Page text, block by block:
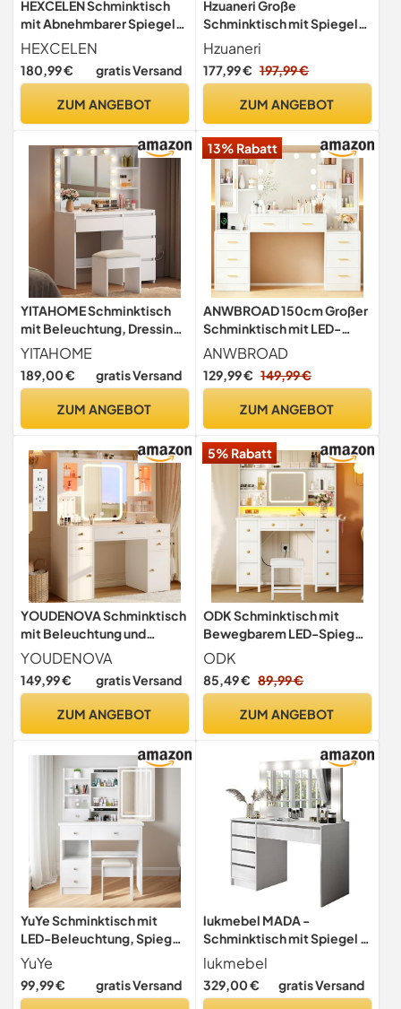
HEXCELEN Schminktisch
mit Abnehmbarer Spiegel,
40 × 108 × 148,6 cm Weiß
HEXCELEN
180,99 € gratis Versand
ZUM ANGEBOT
Hzuaneri Große
Schminktisch mit Spiegel,
LED-Beleuchtung,
Steckdosenleiste und
Haartrocknerhalter, 3
Helligkeitsregulierung, 8
Weiß DT42003XEU
Hzuaneri
177,99 € 197,99 €
ZUM ANGEBOT
YITAHOME Schminktisch
mit Beleuchtung, Dressing
Table mit Spiegel
Schminktische mit Hocker
3 Farben mit Einstellbarer
Schubladen Offenen
YITAHOME
189,00 € gratis Versand
ZUM ANGEBOT
13% Rabatt
ANWBROAD 150cm Großer
Schminktisch mit LED-
Beleuchtung und
Steckdosen
ANWBROAD
129,99 € 149,99 €
ZUM ANGEBOT
YOUDENOVA Schminktisch
mit Beleuchtung und
Spiegel, Großer Vanity mit
Schubladen & 2 RGB-
Glasvitrine, Dressing Table
Modern, Weihnachten
Weiß
YOUDENOVA
149,99 € gratis Versand
ZUM ANGEBOT
5% Rabatt
ODK Schminktisch mit
Bewegbarem LED-Spiegel,
Eingebauten USB-
Steckdosen & RGB-
Lichtleiste, 8 Schubladen,
110×40×137cm (Mit
ODK
85,49 € 89,99 €
ZUM ANGEBOT
YuYe Schminktisch mit
LED-Beleuchtung, Spiegel
einstellbare Helligkeit,
Schminktisch mit Hocker，
Frisiertisch mit 5
YuYe
99,99 € gratis Versand
lukmebel MADA -
Schminktisch mit Spiegel -
Schminkspiegel mit
Beleuchtung - Schubladen
- Weiß Hochglanz (Make Up
lukmebel
329,00 € gratis Versand